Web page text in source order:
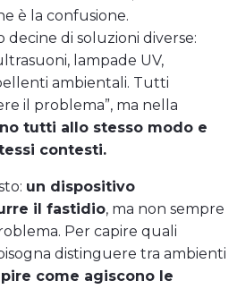
è la confusione.
decine di soluzioni diverse:
lampade UV,
ambientali. Tutti
il problema”, ma nella
tutti allo stesso modo e
contesti.
un dispositivo
il fastidio, ma non sempre
Per capire quali
distinguere tra ambienti
come agiscono le